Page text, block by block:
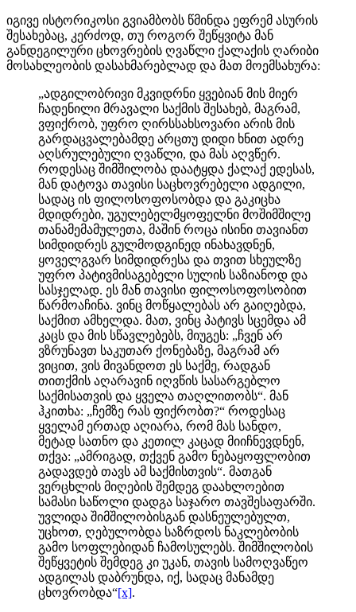
იგივე ისტორიკოსი გვიამბობს წმინდა ეფრემ ასურის
შესახებაც, კერძოდ, თუ როგორ შეწყვიტა მან
განდეგილური ცხოვრების ღვაწლი ქალაქის ღარიბი
მოსახლეობის დასახმარებლად და მათ მოემსახურა:
„ადგილობრივი მკვიდრნი ყვებიან მის მიერ
ჩადენილი მრავალი საქმის შესახებ, მაგრამ,
ვფიქრობ, უფრო ღირსსახსოვარი არის მის
გარდაცვალებამდე არცთუ დიდი ხნით ადრე
აღსრულებული ღვაწლი, და მას აღვწერ.
როდესაც შიმშილობა დაატყდა ქალაქ ედესას,
მან დატოვა თავისი საცხოვრებელი ადგილი,
სადაც ის ფილოსოფოსობდა და გაკიცხა
მდიდრები, უგულებელმყოფელნი მოშიმშილე
თანამემამულეთა, მაშინ როცა ისინი თავიანთ
სიმდიდრეს გულმოდგინედ ინახავდნენ,
ყოველგვარ სიმდიდრესა და თვით სხეულზე
უფრო პატივმისაგებელი სულის საზიანოდ და
სასჯელად. ეს მან თავისი ფილოსოფოსობით
წარმოაჩინა. ვინც მოწყალებას არ გაიღებდა,
საქმით ამხელდა. მათ, ვინც პატივს სცემდა ამ
კაცს და მის სწავლებებს, მიუგეს: „ჩვენ არ
ვზრუნავთ საკუთარ ქონებაზე, მაგრამ არ
ვიცით, ვის მივანდოთ ეს საქმე, რადგან
თითქმის აღარავინ იღვწის სასარგებლო
საქმისათვის და ყველა თაღლითობს“. მან
ჰკითხა: „ჩემზე რას ფიქრობთ?“ როდესაც
ყველამ ერთად აღიარა, რომ მას სანდო,
მეტად სათნო და კეთილ კაცად მიიჩნევდნენ,
თქვა: „ამრიგად, თქვენ გამო ნებაყოფლობით
გადავდებ თავს ამ საქმისთვის“. მათგან
ვერცხლის მიღების შემდეგ დაახლოებით
სამასი საწოლი დადგა საჯარო თავშესაფარში.
უვლიდა შიმშილობისგან დასნეულებულთ,
უცხოთ, ღებულობდა საზრდოს ნაკლებობის
გამო სოფლებიდან ჩამოსულებს. შიმშილობის
შეწყვეტის შემდეგ კი უკან, თავის სამოღვაწეო
ადგილას დაბრუნდა, იქ, სადაც მანამდე
ცხოვრობდა“[x].